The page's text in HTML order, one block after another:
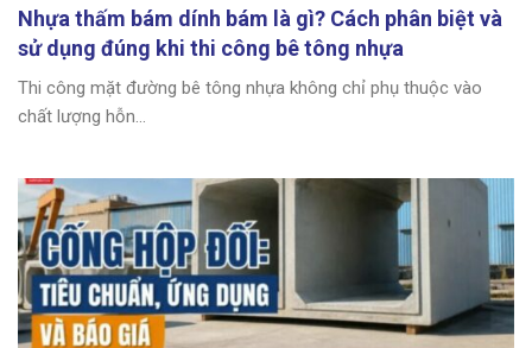
Nhựa thấm bám dính bám là gì? Cách phân biệt và
sử dụng đúng khi thi công bê tông nhựa
Thi công mặt đường bê tông nhựa không chỉ phụ thuộc vào
chất lượng hỗn...